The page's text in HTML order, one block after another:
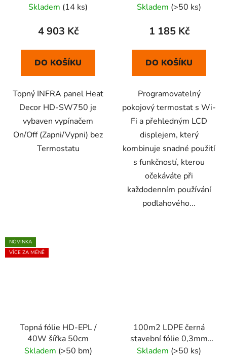
Skladem (14 ks)
4 903 Kč
DO KOŠÍKU
Topný INFRA panel Heat
Decor HD-SW750 je
vybaven vypínačem
On/Off (Zapni/Vypni) bez
Termostatu
Skladem (>50 ks)
1 185 Kč
DO KOŠÍKU
Programovatelný
pokojový termostat s Wi-
Fi a přehledným LCD
displejem, který
kombinuje snadné použití
s ​​funkčností, kterou
očekáváte při
každodenním používání
podlahového...
NOVINKA
VÍCE ZA MÉNĚ
Topná fólie HD-EPL /
40W šířka 50cm
Skladem (>50 bm)
100m2 LDPE černá
stavební fólie 0,3mm
PRAXA
Skladem (>50 ks)